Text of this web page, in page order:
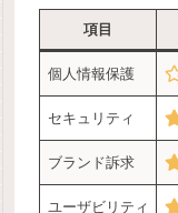
項目
個人情報保護
セキュリティ
ブランド訴求
ユーザビリティ